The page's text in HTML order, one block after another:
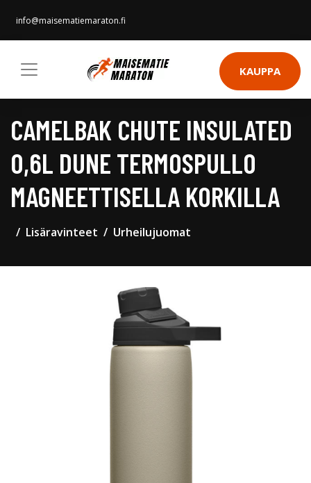
info@maisematiemaraton.fi
KAUPPA
CAMELBAK CHUTE INSULATED
0,6L DUNE TERMOSPULLO
MAGNEETTISELLA KORKILLA
Lisäravinteet Urheilujuomat